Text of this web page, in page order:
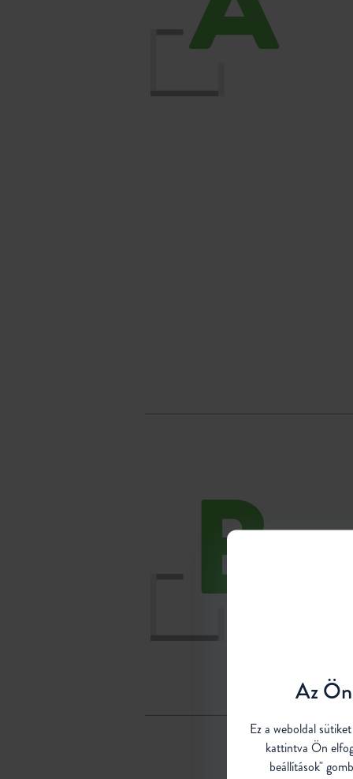
Az
Ez a weboldal
kattintva Ön
beállítások"
B